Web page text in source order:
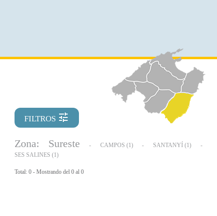
FILTROS tune
Zona: Sureste - CAMPOS (1) - SANTANYÍ (1)
-
SES SALINES (1)
Total: 0 - Mostrando del 0 al 0